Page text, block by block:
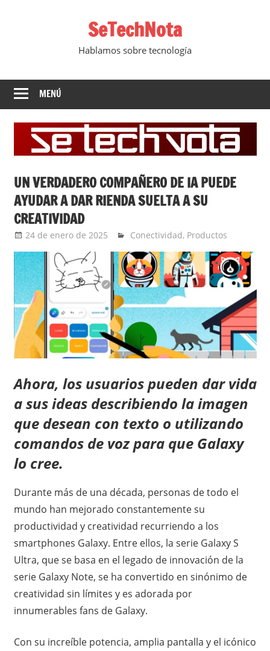
SeTechNota
Hablamos sobre tecnología
MENÚ
UN VERDADERO COMPAÑERO DE IA PUEDE
AYUDAR A DAR RIENDA SUELTA A SU
CREATIVIDAD
24 de enero de 2025 Ernesto Herrera
Conectividad, Productos
Ahora, los usuarios pueden dar vida
a sus ideas describiendo la imagen
que desean con texto o utilizando
comandos de voz para que Galaxy
lo cree.
Durante más de una década, personas de todo el
mundo han mejorado constantemente su
productividad y creatividad recurriendo a los
smartphones Galaxy. Entre ellos, la serie Galaxy S
Ultra, que se basa en el legado de innovación de la
serie Galaxy Note, se ha convertido en sinónimo de
creatividad sin límites y es adorada por
innumerables fans de Galaxy.
Con su increíble potencia, amplia pantalla y el icónico